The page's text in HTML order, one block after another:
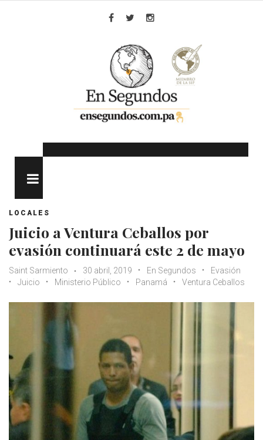
LOCALES
Juicio a Ventura Ceballos por
evasión continuará este 2 de mayo
Saint Sarmiento 30 abril, 2019 En Segundos
Evasión
Juicio
Ministerio Público Panamá Ventura Ceballos